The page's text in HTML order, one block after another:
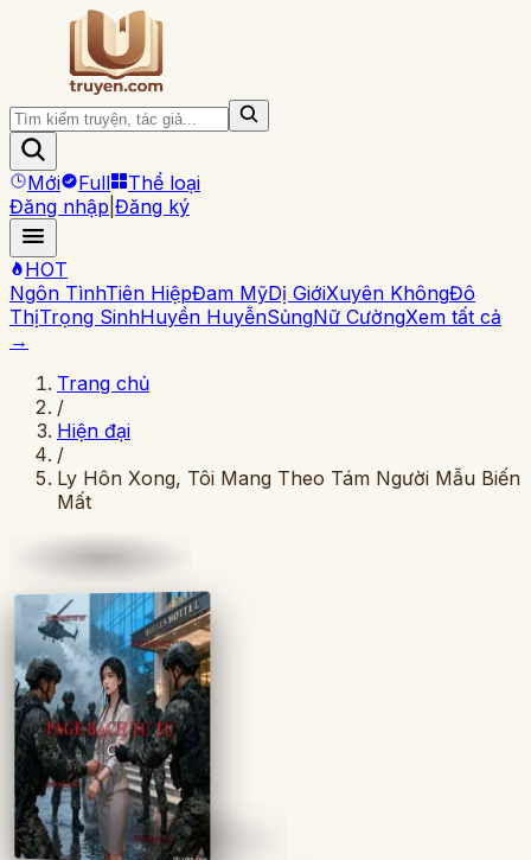
Mới Full
Thể loại
Đăng nhập Đăng ký
HOT
Ngôn TìnhTiên HiệpĐam MỹDị GiớiXuyên KhôngĐô
ThịTrọng SinhHuyền HuyễnSủngNữ CườngXem tất cả
→
Trang chủ
/
Hiện đại
/
Ly Hôn Xong, Tôi Mang Theo Tám Người Mẫu Biến
Mất